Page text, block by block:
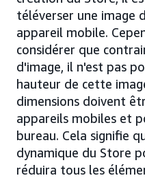
téléverser une image
appareil mobile.
considérer que
d'image, il n'est pas
hauteur de cette
dimensions doivent
appareils mobiles et
bureau. Cela signifie
dynamique du Store
réduira tous les